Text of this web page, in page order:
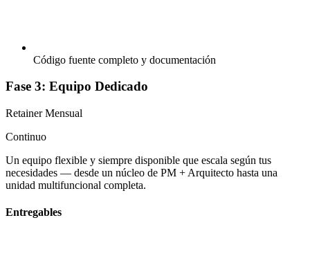
Código fuente completo y documentación
Fase 3: Equipo Dedicado
Retainer Mensual
Continuo
Un equipo flexible y siempre disponible que escala según tus
necesidades — desde un núcleo de PM + Arquitecto hasta una
unidad multifuncional completa.
Entregables